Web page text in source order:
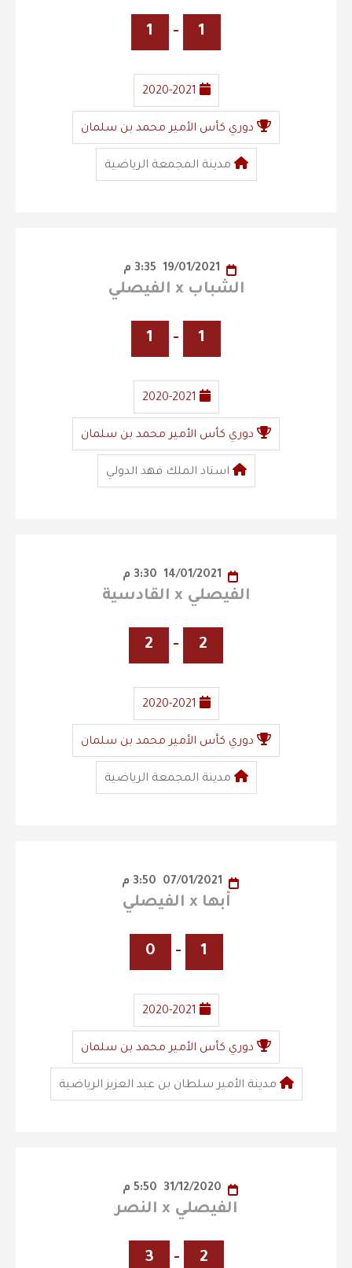
1
-
1
2020-2021
دوري كأس الأمير محمد بن سلمان
مدينة المجمعة الرياضية
الشباب x الفيصلي
1
-
1
2020-2021
دوري كأس الأمير محمد بن سلمان
استاد الملك فهد الدولي
الفيصلي x القادسية
2
-
2
2020-2021
دوري كأس الأمير محمد بن سلمان
مدينة المجمعة الرياضية
أبها x الفيصلي
1
-
0
2020-2021
دوري كأس الأمير محمد بن سلمان
مدينة الأمير سلطان بن عبد العزيز الرياضية
الفيصلي x النصر
2
-
3